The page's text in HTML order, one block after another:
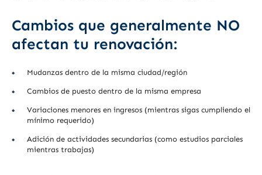
Cambios que generalmente NO
afectan tu renovación:
Mudanzas dentro de la misma ciudad/región
Cambios de puesto dentro de la misma empresa
Variaciones menores en ingresos (mientras sigas cumpliendo el
mínimo requerido)
Adición de actividades secundarias (como estudios parciales
mientras trabajas)